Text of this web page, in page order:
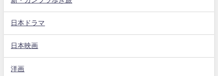
日本ドラマ
日本映画
洋画